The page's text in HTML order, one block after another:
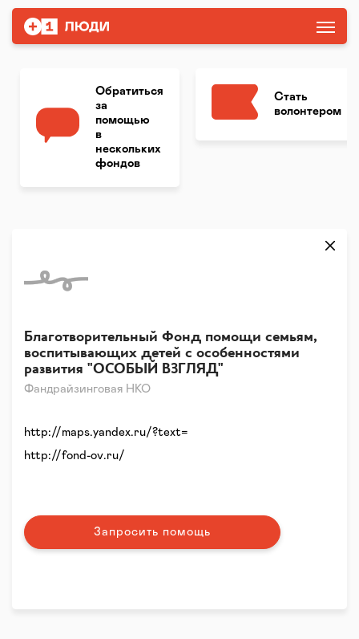
Обратиться
за
помощью
в
нескольких
фондов
Стать
волонтером
Фандрайзинговая НКО
Благотворительный Фонд помощи семьям,
воспитывающих детей с особенностями
развития "ОСОБЫЙ ВЗГЛЯД"
http://maps.yandex.ru/?text=
http://fond-ov.ru/
Запросить помощь